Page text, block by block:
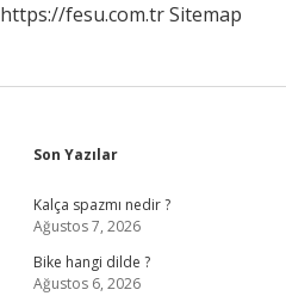
https://fesu.com.trSitemap
Sidebar
Son Yazılar
Kalça spazmı nedir ?
Ağustos 7, 2026
Bike hangi dilde ?
Ağustos 6, 2026